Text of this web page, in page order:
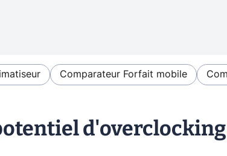
Comparateur Forfait mobile
d'overclocking